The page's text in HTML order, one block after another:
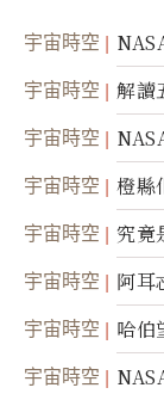
宇宙時空
宇宙時空 解讀
宇宙時空
宇宙時空 橙縣
宇宙時空 究竟
宇宙時空 阿耳
宇宙時空
哈伯
爆炸
宇宙時空